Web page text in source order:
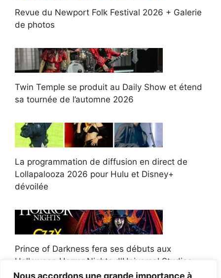
Nous accordons une grande importance à
Revue du Newport Folk Festival 2026 + Galerie
de photos
Twin Temple se produit au Daily Show et étend
sa tournée de l’automne 2026
La programmation de diffusion en direct de
Lollapalooza 2026 pour Hulu et Disney+
dévoilée
Prince of Darkness fera ses débuts aux
Halloween Horror Nights d'Universal Studios